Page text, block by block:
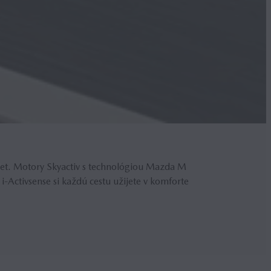
Motory Skyactiv s technológiou Mazda M
si každú cestu užijete v komforte